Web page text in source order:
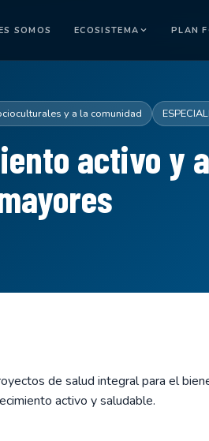
SOMOS ECOSISTEMA PLAN
y a la comunidad
activo y
de salud integral para el
activo y saludable.